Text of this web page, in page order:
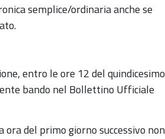
semplice/ordinaria anche se
entro le ore 12 del quindicesimo
bando nel Bollettino Ufficiale
del primo giorno successivo non